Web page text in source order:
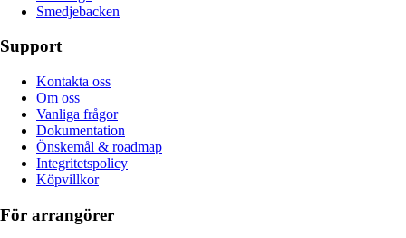
Smedjebacken
Support
Kontakta oss
Om oss
Vanliga frågor
Dokumentation
Önskemål & roadmap
Integritetspolicy
Köpvillkor
För arrangörer